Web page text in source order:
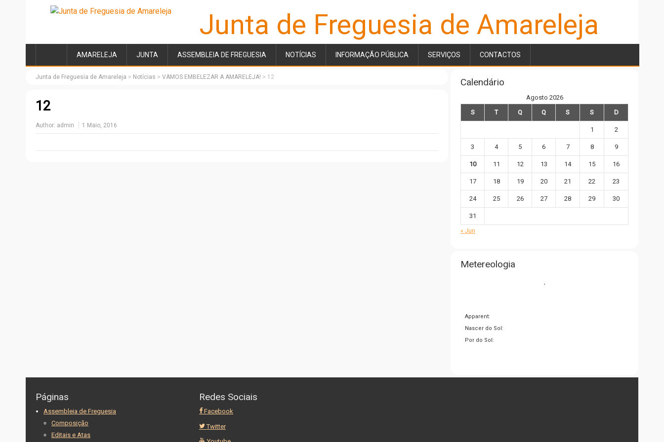
Junta de Freguesia de Amareleja
AMARELEJA JUNTA ASSEMBLEIA DE FREGUESIA NOTÍCIAS INFORMAÇÃO PÚBLICA SERVIÇOS CONTACTOS
Junta de Freguesia de Amareleja > Notícias > VAMOS EMBELEZAR A AMARELEJA! > 12
12
Author: admin 1 Maio, 2016
Calendário
Agosto 2026
S
T Q Q S S D
1 2
3 4 5 6 7 8 9
10 11 12 13 14 15 16
17 18 19 20 21 22 23
24 25 26 27 28 29 30
31
« Jun
Metereologia
,
Apparent:
Nascer do Sol:
Por do Sol:
Páginas
Assembleia de Freguesia
Composição
Editais e Atas
Redes Sociais
Facebook
Twitter